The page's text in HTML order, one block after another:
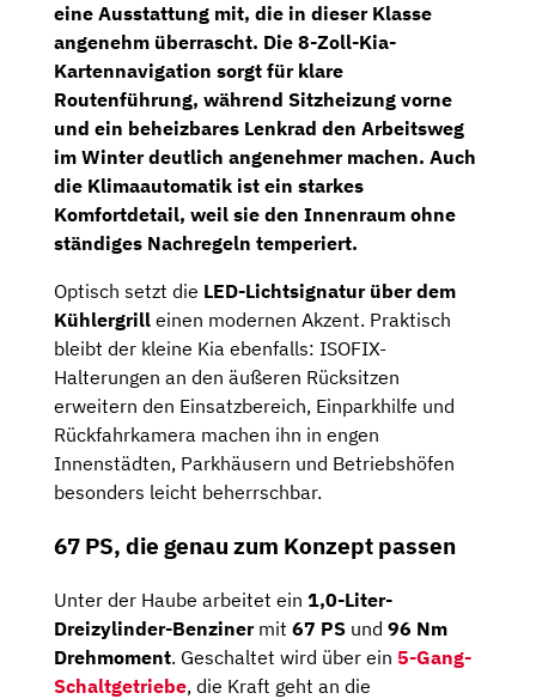
eine Ausstattung mit, die in dieser Klasse
angenehm überrascht. Die 8-Zoll-Kia-
Kartennavigation sorgt für klare
Routenführung, während Sitzheizung vorne
und ein beheizbares Lenkrad den Arbeitsweg
im Winter deutlich angenehmer machen. Auch
die Klimaautomatik ist ein starkes
Komfortdetail, weil sie den Innenraum ohne
ständiges Nachregeln temperiert.
Optisch setzt die LED-Lichtsignatur über dem
Kühlergrill einen modernen Akzent. Praktisch
bleibt der kleine Kia ebenfalls: ISOFIX-
Halterungen an den äußeren Rücksitzen
erweitern den Einsatzbereich, Einparkhilfe und
Rückfahrkamera machen ihn in engen
Innenstädten, Parkhäusern und Betriebshöfen
besonders leicht beherrschbar.
67 PS, die genau zum Konzept passen
Unter der Haube arbeitet ein 1,0-Liter-
Dreizylinder-Benzinermit 67 PS und 96 Nm
Drehmoment. Geschaltet wird über ein 5-Gang-
Schaltgetriebe, die Kraft geht an die